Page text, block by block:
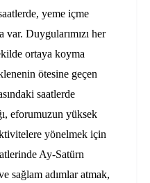
yeme içme
Duygularımızı her
ortaya koyma
ötesine geçen
saatlerde
eforumuzun yüksek
yönelmek için
Ay-Satürn
sağlam adımlar atmak,